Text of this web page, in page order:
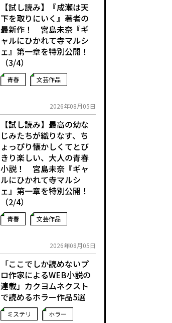
【試し読み】『成瀬は天
下を取りにいく』著者の
最新作！ 宮島未奈『ギ
ャルにひかれて寺マルシ
ェ』第一章を特別公開！
（3/4）
青春 文芸作品
2026年08月05日
【試し読み】最高の幼な
じみたちが織りなす、ち
ょっぴり懐かしくてとび
きり楽しい、大人の青春
小説！ 宮島未奈『ギャ
ルにひかれて寺マルシ
ェ』第一章を特別公開！
（2/4）
青春 文芸作品
2026年08月05日
「ここでしか読めないプ
ロ作家によるWEB小説の
連載」――カクヨムネクスト
で読めるホラー作品5選
ミステリ ホラー